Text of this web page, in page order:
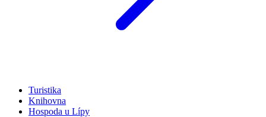
Turistika
Knihovna
Hospoda u Lípy